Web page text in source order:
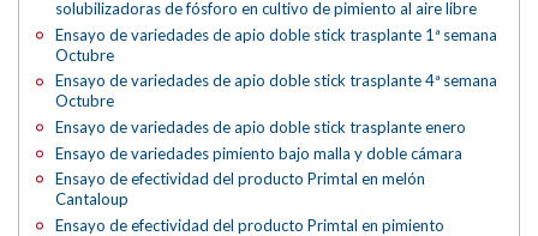
solubilizadoras de fósforo en cultivo de pimiento al aire libre
Ensayo de variedades de apio doble stick trasplante 1ª semana
Octubre
Ensayo de variedades de apio doble stick trasplante 4ª semana
Octubre
Ensayo de variedades de apio doble stick trasplante enero
Ensayo de variedades pimiento bajo malla y doble cámara
Ensayo de efectividad del producto Primtal en melón
Cantaloup
Ensayo de efectividad del producto Primtal en pimiento